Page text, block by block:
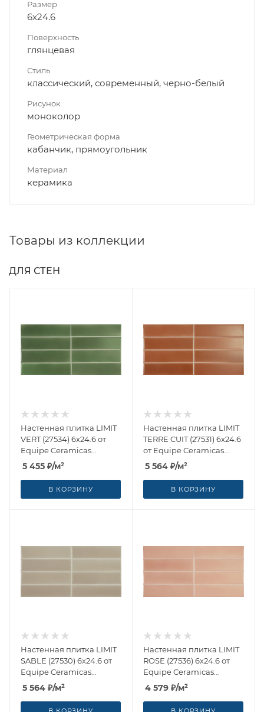
Размер
6x24.6
Поверхность
глянцевая
Стиль
классический, современный, черно-белый
Рисунок
моноколор
Геометрическая форма
кабанчик, прямоугольник
Материал
керамика
Товары из коллекции
ДЛЯ СТЕН
Настенная плитка LIMIT
VERT (27534) 6x24.6 от
Equipe Ceramicas
(Испания)
5 455 ₽/м²
В КОРЗИНУ
Настенная плитка LIMIT
TERRE CUIT (27531) 6x24.6
от Equipe Ceramicas
(Испания)
5 564 ₽/м²
В КОРЗИНУ
Настенная плитка LIMIT
SABLE (27530) 6x24.6 от
Equipe Ceramicas
(Испания)
5 564 ₽/м²
Настенная плитка LIMIT
ROSE (27536) 6x24.6 от
Equipe Ceramicas
(Испания)
4 579 ₽/м²